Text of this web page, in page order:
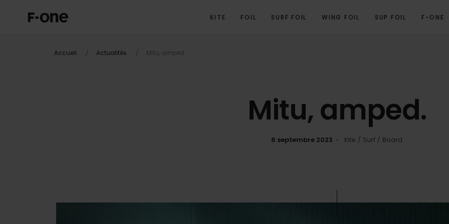
KITE FOIL SURF FOIL WING FOIL SUP FOIL F-ONE
Mitu, amped.
6 septembre 2023 Kite / Surf / Board
Accueil Actualités Mitu, amped.